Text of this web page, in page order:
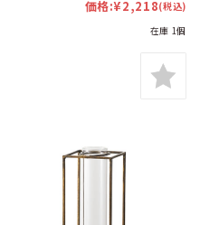
価格:¥2,218(税込)
在庫 1個